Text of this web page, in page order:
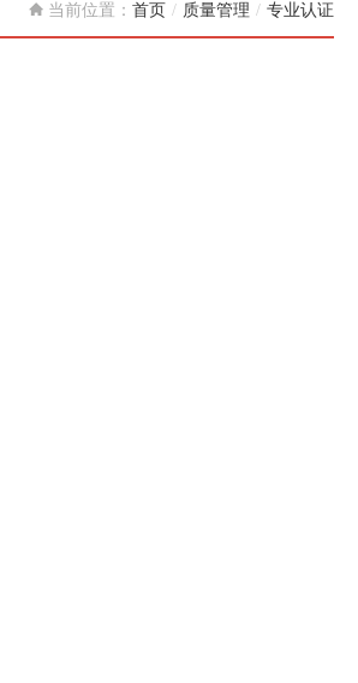
当前位置： 首页 / 质量管理 / 专业认证